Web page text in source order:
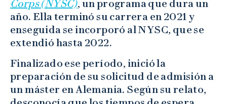
Corps (NYSC), un programa que dura un
año. Ella terminó su carrera en 2021 y
enseguida se incorporó al NYSC, que se
extendió hasta 2022.
Finalizado ese período, inició la
preparación de su solicitud de admisión a
un máster en Alemania. Según su relato,